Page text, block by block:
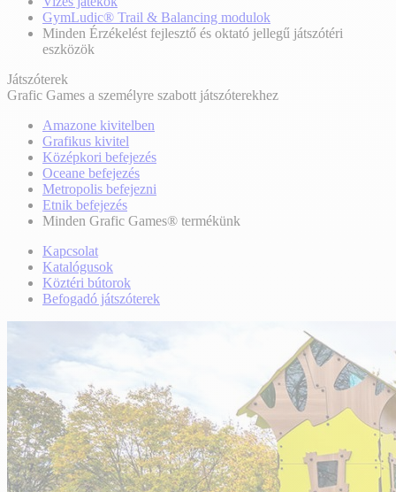
GymLudic® Trail & Balancing modulok
Minden Érzékelést fejlesztő és oktató jellegű játszótéri
eszközök
Játszóterek
Grafic Games a személyre szabott játszóterekhez
Amazone kivitelben
Grafikus kivitel
Középkori befejezés
Oceane befejezés
Metropolis befejezni
Etnik befejezés
Minden Grafic Games® termékünk
Kapcsolat
Katalógusok
Köztéri bútorok
Befogadó játszóterek